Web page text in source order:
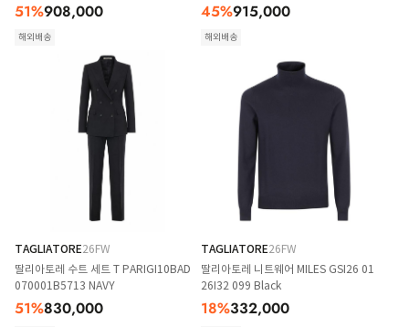
51%908,000
해외배송
45%915,000
해외배송
TAGLIATORE26FW
딸리아토레 수트 세트 T PARIGI10BAD
070001B5713 NAVY
51%830,000
TAGLIATORE26FW
딸리아토레 니트웨어 MILES GSI26 01
26I32 099 Black
18%332,000